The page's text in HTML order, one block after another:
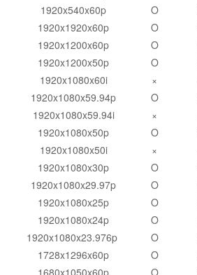
1920x540x60p
O
1920x1920x60p
O
1920x1200x60p
O
1920x1200x50p
O
1920x1080x60i
×
1920x1080x59.94p
O
1920x1080x59.94i
×
1920x1080x50p
O
1920x1080x50i
×
1920x1080x30p
O
1920x1080x29.97p
O
1920x1080x25p
O
1920x1080x24p
O
1920x1080x23.976p
O
1728x1296x60p
O
1680x1050x60p
O